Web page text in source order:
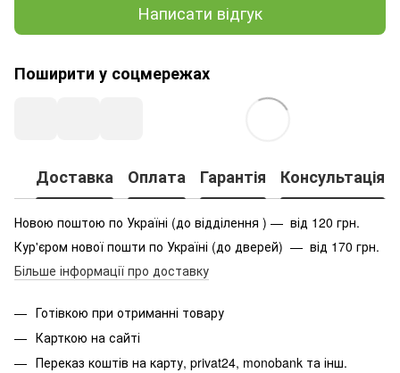
Написати відгук
Поширити у соцмережах
Доставка Оплата Гарантія Консультація
Новою поштою по Україні (до відділення ) — від 120 грн.
Кур'єром нової пошти по Україні (до дверей) — від 170 грн.
Більше інформації про доставку
Готівкою при отриманні товару
Карткою на сайті
Переказ коштів на карту, privat24, monobank та інш.